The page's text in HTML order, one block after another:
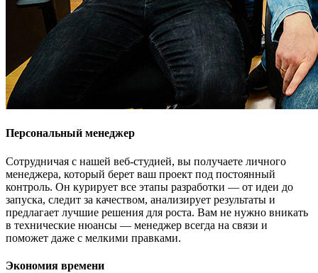
Персональный менеджер
Сотрудничая с нашей веб-студией, вы получаете личного
менеджера, который берет ваш проект под постоянный
контроль. Он курирует все этапы разработки — от идеи до
запуска, следит за качеством, анализирует результаты и
предлагает лучшие решения для роста. Вам не нужно вникать
в технические нюансы — менеджер всегда на связи и
поможет даже с мелкими правками.
Экономия времени